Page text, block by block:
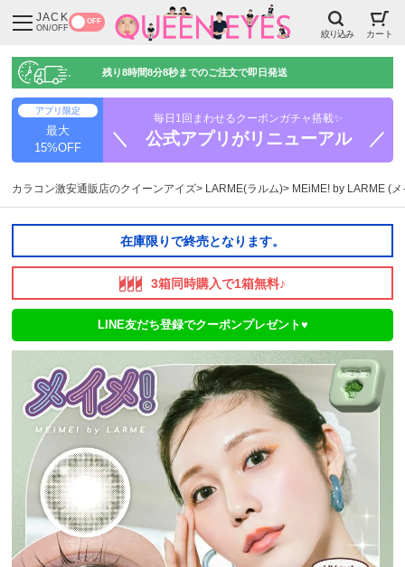
JACK
ON/OFF
OFF
絞り込み カート
残り8時間8分7秒までのご注文で即日発送
アプリ限定
最大
15%OFF
毎日1回まわせるクーポンガチャ搭載✨
＼ 公式アプリがリニューアル ／
カラコン激安通販店のクイーンアイズ LARME(ラルム) MEiME! by LARME (
在庫限りで終売となります。
3箱同時購入で1箱無料♪
LINE友だち登録でクーポンプレゼント♥